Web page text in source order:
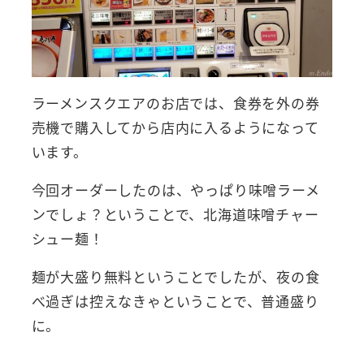
ラーメンスクエアのお店では、食券を外の券
売機で購入してから店内に入るようになって
います。
今回オーダーしたのは、やっぱり味噌ラーメ
ンでしょ？ということで、北海道味噌チャー
シュー麺！
麺が大盛り無料ということでしたが、夜の食
べ過ぎは控えなきゃということで、普通盛り
に。